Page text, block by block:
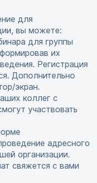
для
вы можете:
для группы
их
Регистрация
Дополнительно
экран.
коллег с
участвовать
адресного
организации.
свяжется с вами